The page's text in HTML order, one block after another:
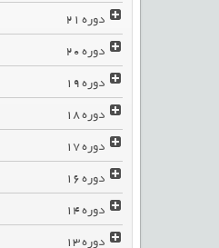
دوره
دوره
دوره
دوره
دوره
دوره
دوره
دوره